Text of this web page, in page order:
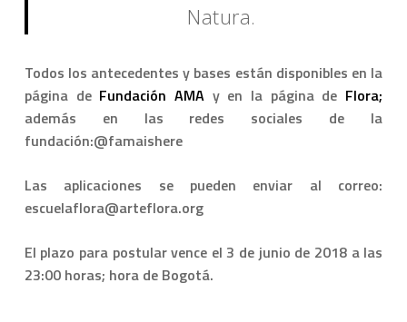
Natura.
Todos los antecedentes y bases están disponibles en la
página de Fundación AMAy en la página de Flora;
además en las redes sociales de la
fundación:@famaishere
Las aplicaciones se pueden enviar al correo:
escuelaflora@arteflora.org
El plazo para postular vence el 3 de junio de 2018 a las
23:00 horas; hora de Bogotá.